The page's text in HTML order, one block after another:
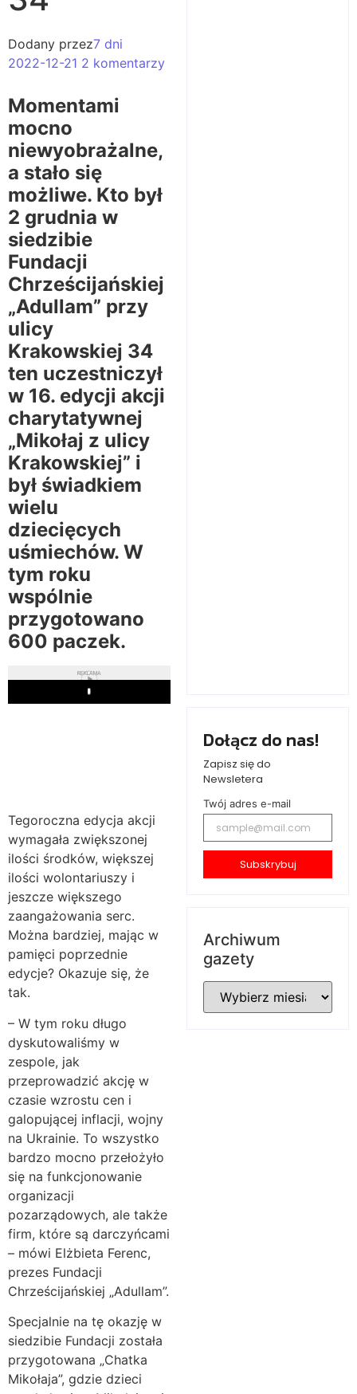
Dodany przez7 dni
2022-12-21 2 komentarzy
Momentami
mocno
niewyobrażalne,
a stało się
możliwe. Kto był
2 grudnia w
siedzibie
Fundacji
Chrześcijańskiej
„Adullam” przy
ulicy
Krakowskiej 34
ten uczestniczył
w 16. edycji akcji
charytatywnej
„Mikołaj z ulicy
Krakowskiej” i
był świadkiem
wielu
dziecięcych
uśmiechów. W
tym roku
wspólnie
przygotowano
600 paczek.
REKLAMA
Play
Tegoroczna edycja akcji
wymagała zwiększonej
ilości środków, większej
ilości wolontariuszy i
jeszcze większego
zaangażowania serc.
Można bardziej, mając w
pamięci poprzednie
edycje? Okazuje się, że
tak.
– W tym roku długo
dyskutowaliśmy w
zespole, jak
przeprowadzić akcję w
czasie wzrostu cen i
galopującej inflacji, wojny
na Ukrainie. To wszystko
bardzo mocno przełożyło
się na funkcjonowanie
organizacji
pozarządowych, ale także
firm, które są darczyńcami
– mówi Elżbieta Ferenc,
prezes Fundacji
Chrześcijańskiej „Adullam”.
Specjalnie na tę okazję w
siedzibie Fundacji została
przygotowana „Chatka
Mikołaja”, gdzie dzieci
Dołącz do nas!
Zapisz się do
Newsletera
Twój adres e-mail
Subskrybuj
Archiwum
gazety